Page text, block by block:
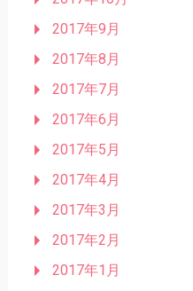
2017年9月
2017年8月
2017年7月
2017年6月
2017年5月
2017年4月
2017年3月
2017年2月
2017年1月